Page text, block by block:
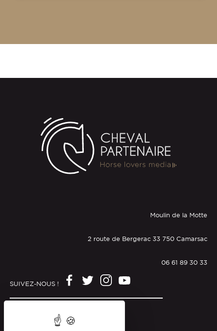
Moulin de la Motte
2 route de Bergerac 33 750 Camarsac
06 61 89 30 33
SUIVEZ-NOUS !
Politique de confidentialité